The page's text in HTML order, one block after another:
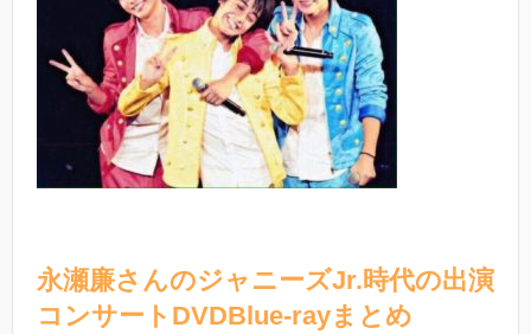
永瀬廉さんのジャニーズJr.時代の出演
コンサートDVDBlue-rayまとめ